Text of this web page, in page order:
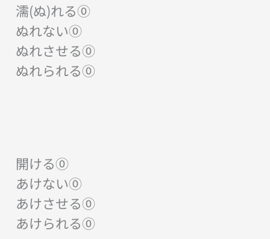
濡(ぬ)れる⓪
ぬれない⓪
ぬれさせる⓪
ぬれられる⓪
開ける⓪
あけない⓪
あけさせる⓪
あけられる⓪